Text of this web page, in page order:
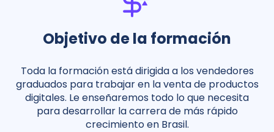
Objetivo de la formación
Toda la formación está dirigida a los vendedores
graduados para trabajar en la venta de productos
digitales. Le enseñaremos todo lo que necesita
para desarrollar la carrera de más rápido
crecimiento en Brasil.